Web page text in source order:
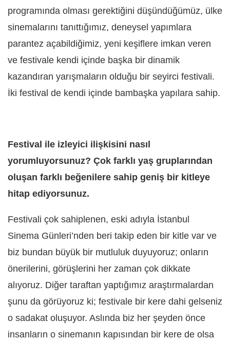
programında olması gerektiğini düşündüğümüz, ülke
sinemalarını tanıttığımız, deneysel yapımlara
parantez açabildiğimiz, yeni keşiflere imkan veren
ve festivale kendi içinde başka bir dinamik
kazandıran yarışmaların olduğu bir seyirci festivali.
İki festival de kendi içinde bambaşka yapılara sahip.
Festival ile izleyici ilişkisini nasıl
yorumluyorsunuz? Çok farklı yaş gruplarından
oluşan farklı beğenilere sahip geniş bir kitleye
hitap ediyorsunuz.
Festivali çok sahiplenen, eski adıyla İstanbul
Sinema Günleri’nden beri takip eden bir kitle var ve
biz bundan büyük bir mutluluk duyuyoruz; onların
önerilerini, görüşlerini her zaman çok dikkate
alıyoruz. Diğer taraftan yaptığımız araştırmalardan
şunu da görüyoruz ki; festivale bir kere dahi gelseniz
o sadakat oluşuyor. Aslında biz her şeyden önce
insanların o sinemanın kapısından bir kere de olsa